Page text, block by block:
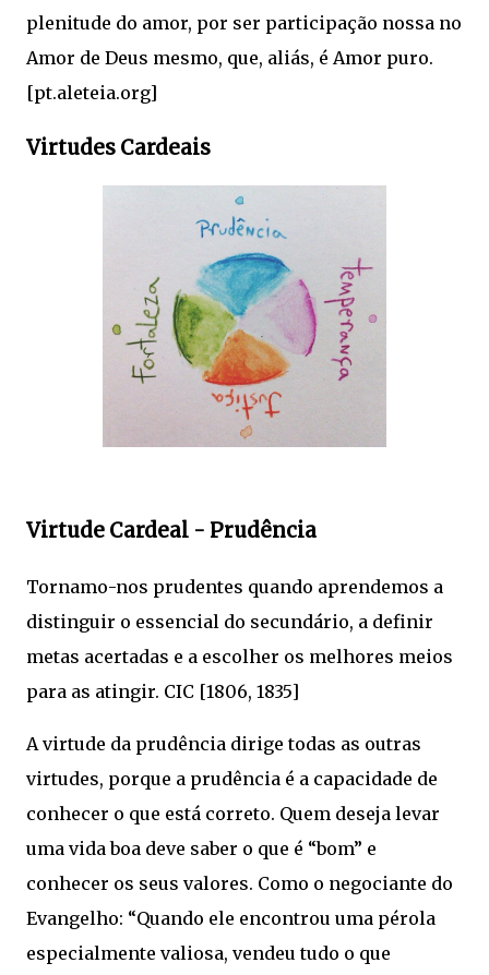
plenitude do amor, por ser participação nossa no
Amor de Deus mesmo, que, aliás, é Amor puro.
[pt.aleteia.org]
Virtudes Cardeais
Virtude Cardeal - Prudência
Tornamo-nos prudentes quando aprendemos a
distinguir o essencial do secundário, a definir
metas acertadas e a escolher os melhores meios
para as atingir. CIC [1806, 1835]
A virtude da prudência dirige todas as outras
virtudes, porque a prudência é a capacidade de
conhecer o que está correto. Quem deseja levar
uma vida boa deve saber o que é “bom” e
conhecer os seus valores. Como o negociante do
Evangelho: “Quando ele encontrou uma pérola
especialmente valiosa, vendeu tudo o que